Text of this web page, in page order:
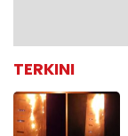
TERKINI